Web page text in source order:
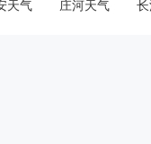
天气 庄河天气